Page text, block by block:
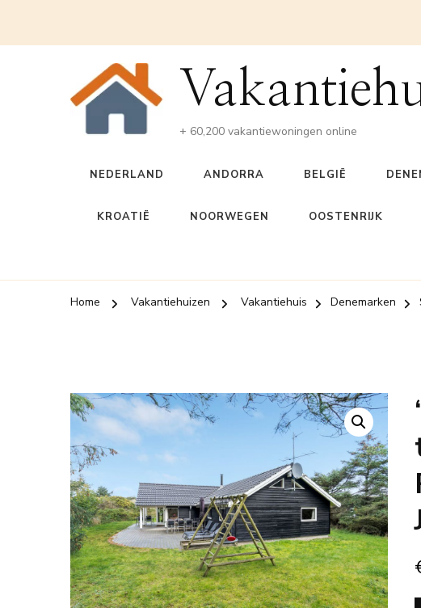
+ 60,200 vakantiewoningen online
NEDERLAND ANDORRA BELGIË
KROATIË NOORWEGEN OOSTENRIJK
Home Vakantiehuizen Vakantiehuis Denemarken